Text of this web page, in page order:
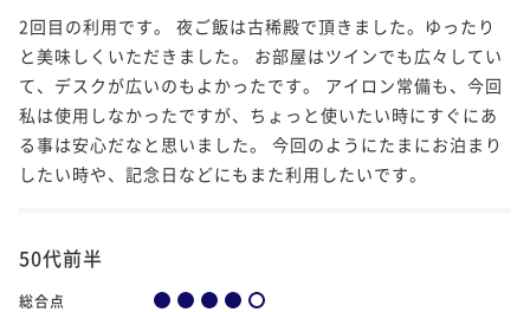
2回目の利用です。 夜ご飯は古稀殿で頂きました。ゆったり
と美味しくいただきました。 お部屋はツインでも広々してい
て、デスクが広いのもよかったです。 アイロン常備も、今回
私は使用しなかったですが、ちょっと使いたい時にすぐにあ
る事は安心だなと思いました。 今回のようにたまにお泊まり
したい時や、記念日などにもまた利用したいです。
50代前半
総合点